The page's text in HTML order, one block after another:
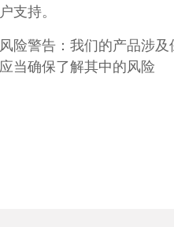
户支持。
风险警告：我们的产品涉
应当确保了解其中的风险